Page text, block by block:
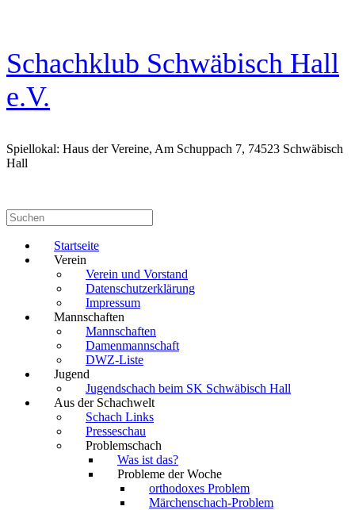
Schachklub Schwäbisch Hall
e.V.
Spiellokal: Haus der Vereine, Am Schuppach 7, 74523 Schwäbisch
Hall
Suchen
nach:
Startseite
Verein
Verein und Vorstand
Datenschutzerklärung
Impressum
Mannschaften
Mannschaften
Damenmannschaft
DWZ-Liste
Jugend
Jugendschach beim SK Schwäbisch Hall
Aus der Schachwelt
Schach Links
Presseschau
Problemschach
Was ist das?
Probleme der Woche
orthodoxes Problem
Märchenschach-Problem